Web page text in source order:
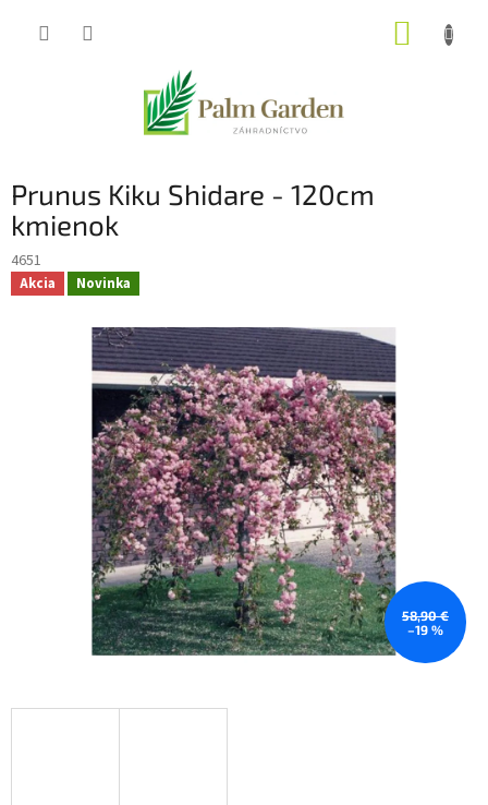
Prunus Kiku Shidare - 120cm
kmienok
4651
Akcia Novinka
58,90 €
–19 %